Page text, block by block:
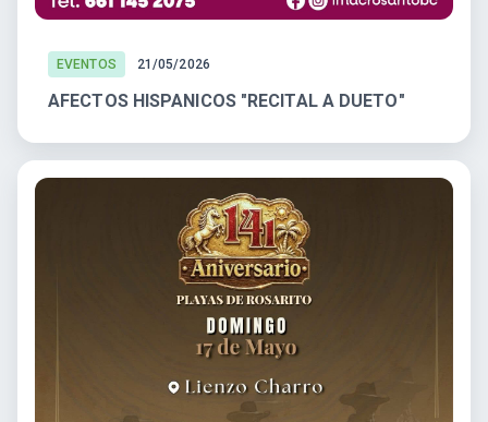
EVENTOS 21/05/2026
AFECTOS HISPANICOS "RECITAL A DUETO"